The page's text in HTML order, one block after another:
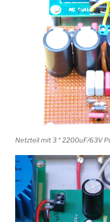
Netzteil mit 3 * 2200uF/63V